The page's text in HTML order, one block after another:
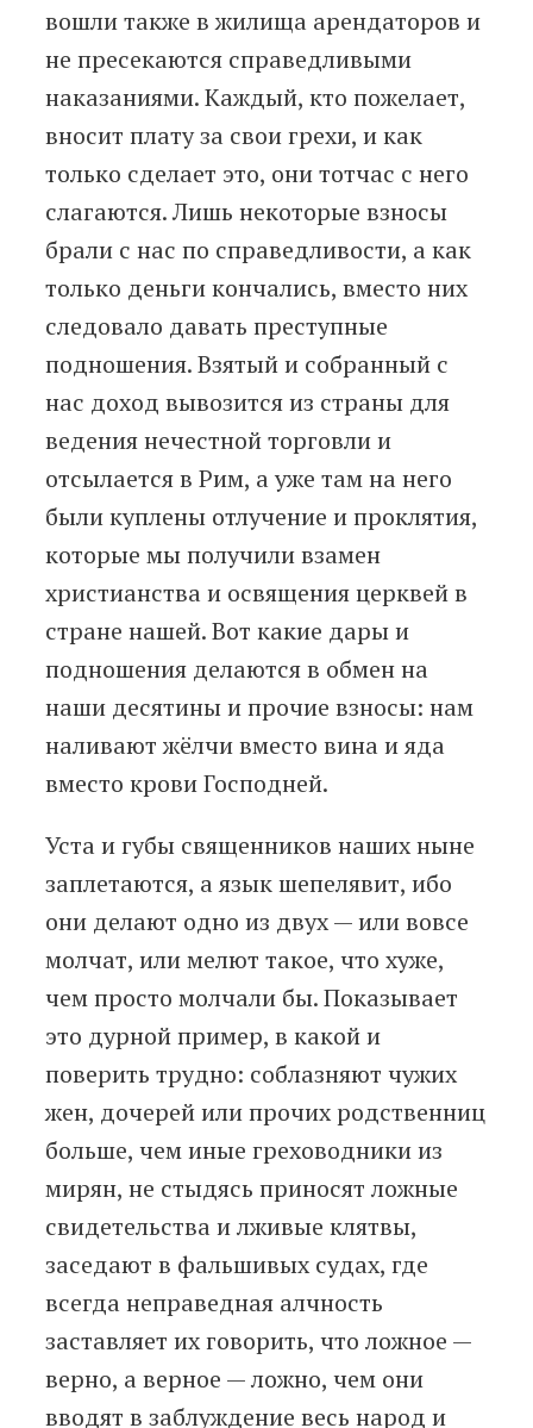
вошли также в жилища арендаторов и
не пресекаются справедливыми
наказаниями. Каждый, кто пожелает,
вносит плату за свои грехи, и как
только сделает это, они тотчас с него
слагаются. Лишь некоторые взносы
брали с нас по справедливости, а как
только деньги кончались, вместо них
следовало давать преступные
подношения. Взятый и собранный с
нас доход вывозится из страны для
ведения нечестной торговли и
отсылается в Рим, а уже там на него
были куплены отлучение и проклятия,
которые мы получили взамен
христианства и освящения церквей в
стране нашей. Вот какие дары и
подношения делаются в обмен на
наши десятины и прочие взносы: нам
наливают жёлчи вместо вина и яда
вместо крови Господней.
Уста и губы священников наших ныне
заплетаются, а язык шепелявит, ибо
они делают одно из двух — или вовсе
молчат, или мелют такое, что хуже,
чем просто молчали бы. Показывает
это дурной пример, в какой и
поверить трудно: соблазняют чужих
жен, дочерей или прочих родственниц
больше, чем иные греховодники из
мирян, не стыдясь приносят ложные
свидетельства и лживые клятвы,
заседают в фальшивых судах, где
всегда неправедная алчность
заставляет их говорить, что ложное —
верно, а верное — ложно, чем они
вводят в заблуждение весь народ и